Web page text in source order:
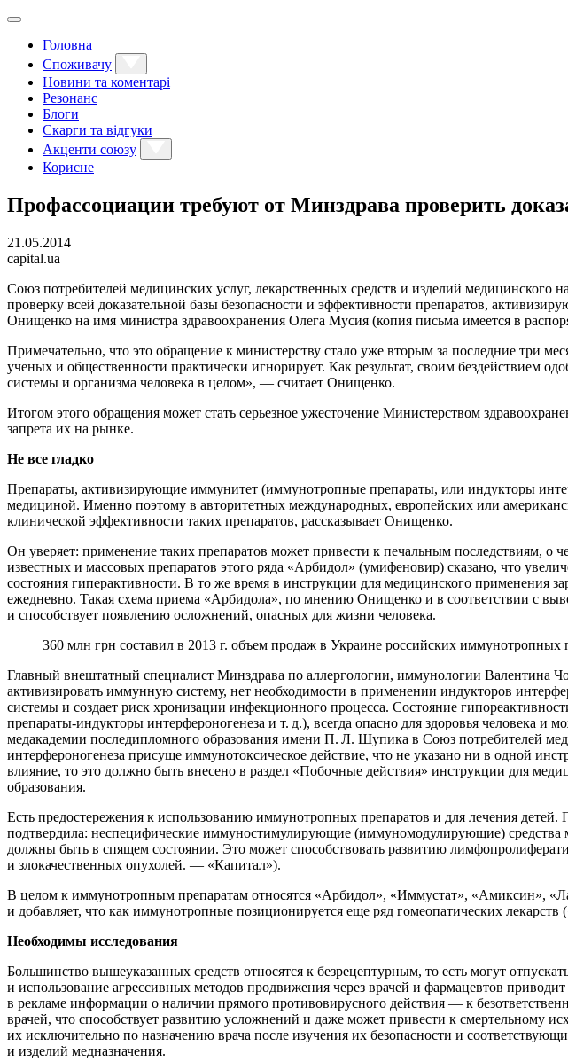
Головна
Споживачу
Новини та коментарі
Резонанс
Блоги
Скарги та відгуки
Акценти союзу
Корисне
Профассоциации требуют от Минздрава проверить
21.05.2014
capital.ua
Союз потребителей медицинских услуг, лекарственных средств и изделий медицинского
проверку всей доказательной базы безопасности и эффективности препаратов,
Онищенко на имя министра здравоохранения Олега Мусия (копия письма имеется в
Примечательно, что это обращение к министерству стало уже вторым за последние три
ученых и общественности практически игнорирует. Как результат, своим бездействием
системы и организма человека в целом», — считает Онищенко.
Итогом этого обращения может стать серьезное ужесточение Министерством
запрета их на рынке.
Не все гладко
Препараты, активизирующие иммунитет (иммунотропные препараты, или индукторы
медициной. Именно поэтому в авторитетных международных, европейских или
клинической эффективности таких препаратов, рассказывает Онищенко.
Он уверяет: применение таких препаратов может привести к печальным последствиям, о
известных и массовых препаратов этого ряда «Арбидол» (умифеновир) сказано, что
состояния гиперактивности. В то же время в инструкции для медицинского применения
ежедневно. Такая схема приема «Арбидола», по мнению Онищенко и в соответствии с
и способствует появлению осложнений, опасных для жизни человека.
360 млн грн составил в 2013 г. объем продаж в Украине российских иммунотропных
Главный внештатный специалист Минздрава по аллергологии, иммунологии Валентина
активизировать иммунную систему, нет необходимости в применении индукторов
системы и создает риск хронизации инфекционного процесса. Состояние
препараты-индукторы интерфероногенеза и т. д.), всегда опасно для здоровья человека
медакадемии последипломного образования имени П. Л. Шупика в Союз потребителей
интерфероногенеза присуще иммунотоксическое действие, что не указано ни в одной
влияние, то это должно быть внесено в раздел «Побочные действия» инструкции для
образования.
Есть предостережения к использованию иммунотропных препаратов и для лечения
подтвердила: неспе­цифические иммуностимулирующие (иммуномодулирующие) средства
должны быть в спящем состоянии. Это может способствовать развитию
и злокачественных опухолей. — «Капитал»).
В целом к иммунотропным препаратам относятся «Арбидол», «Иммустат», «Амиксин»,
и добавляет, что как иммунотропные позиционируется еще ряд гомеопатических
Необходимы исследования
Большинство вышеуказанных средств относятся к безрецептурным, то есть могут
и использование агрессивных методов продвижения через врачей и фармацевтов
в рекламе информации о наличии прямого противовирусного действия — к
врачей, что способствует развитию усложнений и даже может привести к смертельному
их исключительно по назначению врача после изучения их безопасности и
и изделий медназначения.